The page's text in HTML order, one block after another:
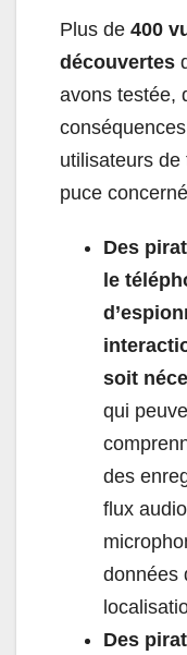
Plus de 400
découvertes
avons testée,
utilisateurs
puce
Des
le
soit
qui
des
flux
données
Des